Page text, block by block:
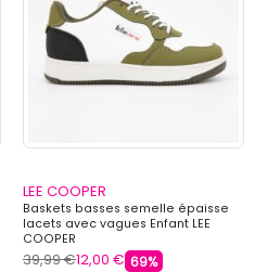
LEE COOPER
Baskets basses semelle épaisse
lacets avec vagues Enfant LEE
COOPER
39,99 €12,00 € 69%